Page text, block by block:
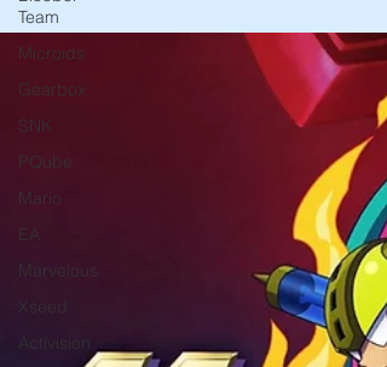
Team
Microids
Gearbox
SNK
PQube
Mario
EA
Marvelous
Xseed
Activision
originalmente em 2002, retorna hoje para...